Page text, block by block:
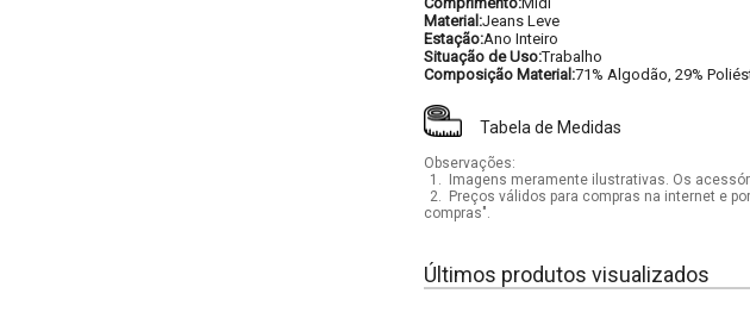
Material:Jeans Leve
Estação:Ano Inteiro
Situação de Uso:Trabalho
Composição Material:71% Algodão, 29%
Tabela de Medidas
Observações:
1.
Imagens meramente ilustrativas. Os
2.
Preços válidos para compras na internet e
compras".
Últimos produtos visualizados